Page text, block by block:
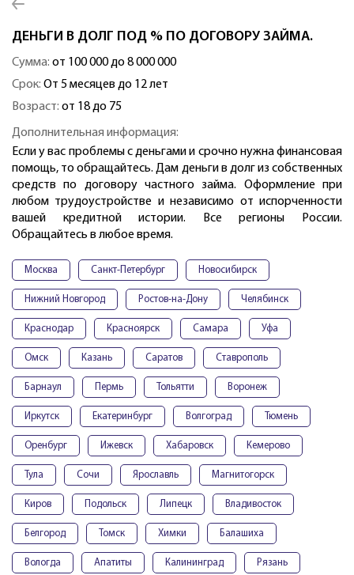
ДЕНЬГИ В ДОЛГ ПОД % ПО ДОГОВОРУ ЗАЙМА.
Сумма: от 100 000 до 8 000 000
Срок: От 5 месяцев до 12 лет
Возраст: от 18 до 75
Дополнительная информация:
Если у вас проблемы с деньгами и срочно нужна финансовая
помощь, то обращайтесь. Дам деньги в долг из собственных
средств по договору частного займа. Оформление при
любом трудоустройстве и независимо от испорченности
вашей кредитной истории. Все регионы России.
Обращайтесь в любое время.
Москва Санкт-Петербург Новосибирск
Нижний Новгород Ростов-на-Дону Челябинск
Краснодар Красноярск Самара Уфа
Омск Казань Саратов Ставрополь
Барнаул Пермь Тольятти Воронеж
Иркутск Екатеринбург Волгоград Тюмень
Оренбург Ижевск Хабаровск Кемерово
Тула Сочи Ярославль Магнитогорск
Киров Подольск Липецк Владивосток
Белгород Томск Химки Балашиха
Вологда Апатиты Калининград Рязань